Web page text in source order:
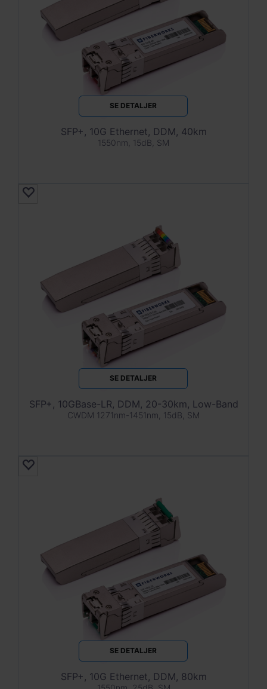
SE DETALJER
SFP+, 10G Ethernet, DDM, 40km
1550nm, 15dB, SM
SE DETALJER
SFP+, 10GBase-LR, DDM, 20-30km, Low-Band
CWDM 1271nm-1451nm, 15dB, SM
SE DETALJER
SFP+, 10G Ethernet, DDM, 80km